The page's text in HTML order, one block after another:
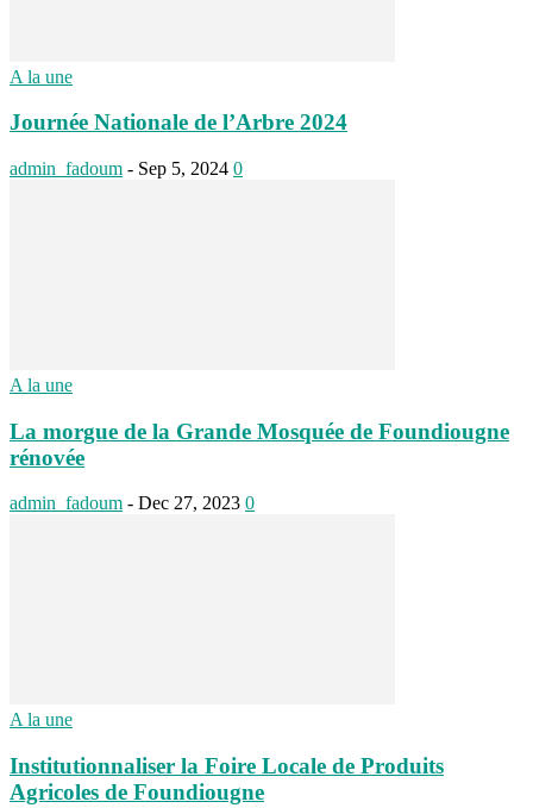
A la une
Journée Nationale de l’Arbre 2024
admin_fadoum - Sep 5, 2024 0
A la une
La morgue de la Grande Mosquée de Foundiougne
rénovée
admin_fadoum - Dec 27, 2023 0
A la une
Institutionnaliser la Foire Locale de Produits
Agricoles de Foundiougne